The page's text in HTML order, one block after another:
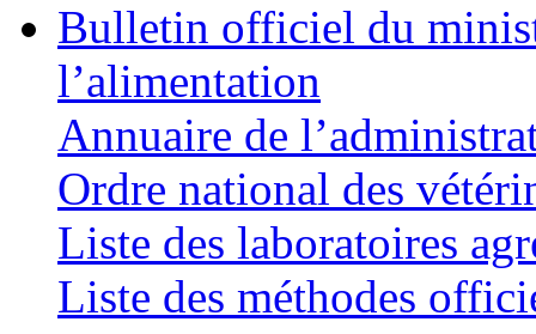
Bulletin officiel du
l’alimentation
Annuaire de
Ordre national des
Liste des laboratoires
Liste des méthodes